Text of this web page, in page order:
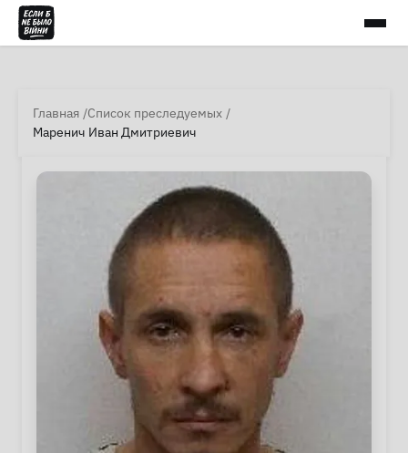
Главная Список преследуемых
Маренич Иван Дмитриевич